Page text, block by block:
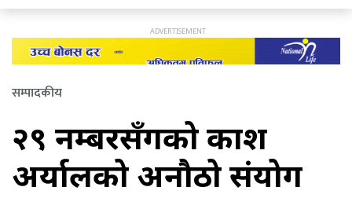
सम्पादकीय
२९ नम्बरसँगको प्रकाश
अर्यालको अनौठो संयोग